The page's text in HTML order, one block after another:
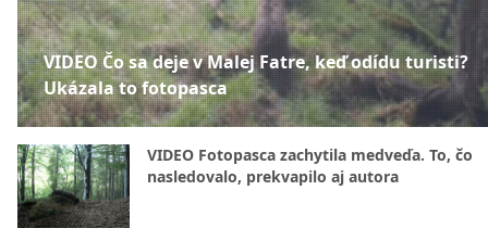
VIDEO Čo sa deje v Malej Fatre, keď odídu turisti?
Ukázala to fotopasca
VIDEO Fotopasca zachytila medveďa. To, čo
nasledovalo, prekvapilo aj autora